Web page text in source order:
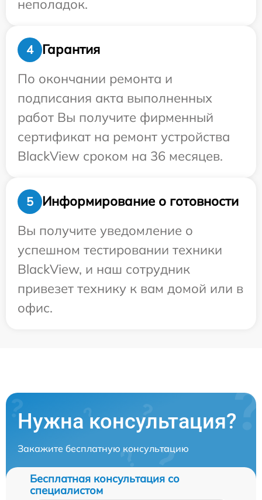
неполадок.
4
Гарантия
По окончании ремонта и
подписания акта выполненных
работ Вы получите фирменный
сертификат на ремонт устройства
BlackView сроком на 36 месяцев.
5
Информирование о готовности
Вы получите уведомление о
успешном тестировании техники
BlackView, и наш сотрудник
привезет технику к вам домой или в
офис.
Нужна консультация?
Закажите бесплатную консультацию
Бесплатная консультация со
специалистом